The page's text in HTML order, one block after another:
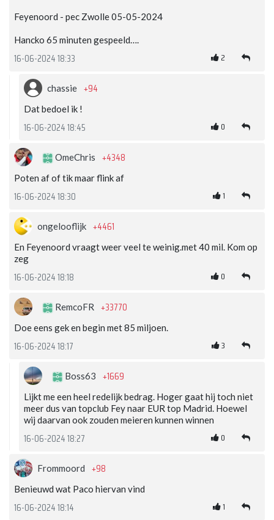
Feyenoord - pec Zwolle 05-05-2024
Hancko 65 minuten gespeeld….
16-06-2024 18:33 2
chassie +94
Dat bedoel ik !
16-06-2024 18:45 0
OmeChris +4348
Poten af of tik maar flink af
16-06-2024 18:30 1
ongelooflijk +4461
En Feyenoord vraagt weer veel te weinig.met 40 mil. Kom op
zeg
16-06-2024 18:18 0
RemcoFR +33770
Doe eens gek en begin met 85 miljoen.
16-06-2024 18:17 3
Boss63 +1669
Lijkt me een heel redelijk bedrag. Hoger gaat hij toch niet
meer dus van topclub Fey naar EUR top Madrid. Hoewel
wij daarvan ook zouden meieren kunnen winnen
16-06-2024 18:27 0
Frommoord +98
Benieuwd wat Paco hiervan vind
16-06-2024 18:14 1